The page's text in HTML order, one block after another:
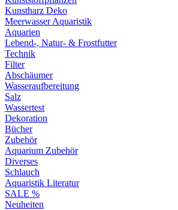
Kunstharz Deko
Meerwasser Aquaristik
Aquarien
Lebend-, Natur- & Frostfutter
Technik
Filter
Abschäumer
Wasseraufbereitung
Salz
Wassertest
Dekoration
Bücher
Zubehör
Aquarium Zubehör
Diverses
Schlauch
Aquaristik Literatur
SALE %
Neuheiten